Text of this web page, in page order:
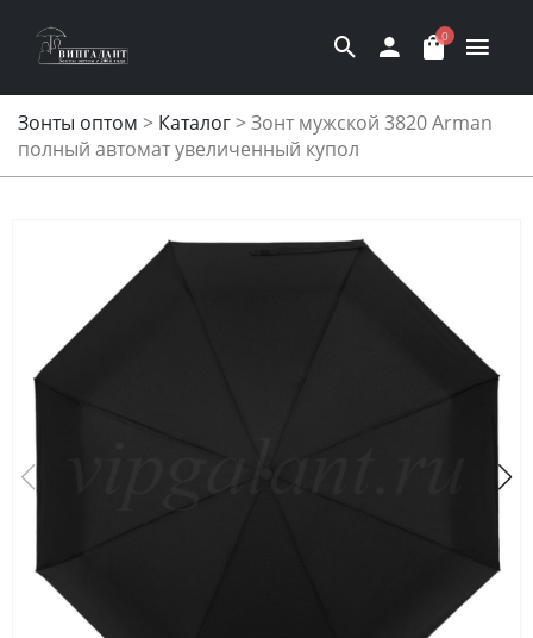
0
Зонты оптом > Каталог>Зонт мужской 3820 Arman
полный автомат увеличенный купол